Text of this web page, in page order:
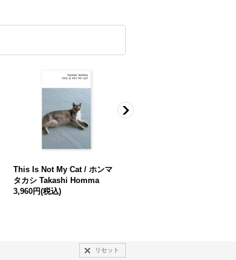
This Is Not My Cat / ホンマ
タカシ Takashi Homma
3,960円(税込)
リセット